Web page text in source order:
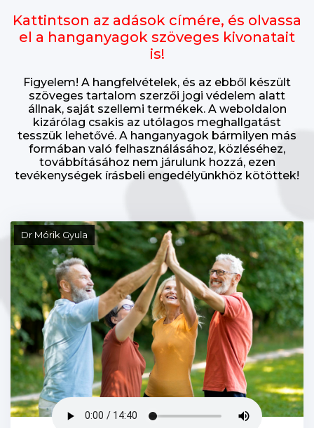
Kattintson az adások címére, és olvassa
el a hanganyagok szöveges kivonatait
is!
Figyelem! A hangfelvételek, és az ebből készült
szöveges tartalom szerzői jogi védelem alatt
állnak, saját szellemi termékek. A weboldalon
kizárólag csakis az utólagos meghallgatást
tesszük lehetővé. A hanganyagok bármilyen más
formában való felhasználásához, közléséhez,
továbbításához nem járulunk hozzá, ezen
tevékenységek írásbeli engedélyünkhöz kötöttek!
Dr Mórik Gyula